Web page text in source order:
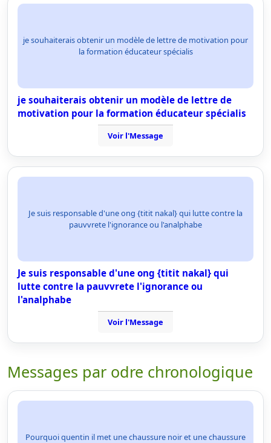
je souhaiterais obtenir un modèle de lettre de motivation pour
la formation éducateur spécialis
je souhaiterais obtenir un modèle de lettre de
motivation pour la formation éducateur spécialis
Voir l'Message
Je suis responsable d'une ong {titit nakal} qui lutte contre la
pauvvrete l'ignorance ou l'analphabe
Je suis responsable d'une ong {titit nakal} qui
lutte contre la pauvvrete l'ignorance ou
l'analphabe
Voir l'Message
Messages par odre chronologique
Pourquoi quentin il met une chaussure noir et une chaussure